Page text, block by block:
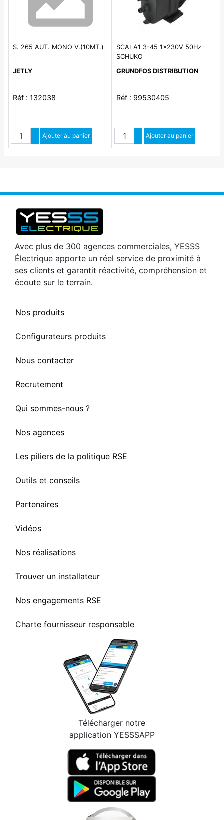
S. 265 AUT. MONO V.(10MT.)
JETLY
Réf : 132038
QuantitéAugmenter quantité
Diminuer quantité
Ajouter au panier
SCALA1 3-45 1x230V 50Hz
SCHUKO
GRUNDFOS DISTRIBUTION
Réf : 99530405
QuantitéAugmenter quantité
Diminuer quantité
Ajouter au panier
Avec plus de 300 agences commerciales, YESSS
Électrique apporte un réel service de proximité à
ses clients et garantit réactivité, compréhension et
écoute sur le terrain.
Nos produits
Configurateurs produits
Nous contacter
Recrutement
Qui sommes-nous ?
Nos agences
Les piliers de la politique RSE
Outils et conseils
Partenaires
Vidéos
Nos réalisations
Trouver un installateur
Nos engagements RSE
Charte fournisseur responsable
Télécharger notre
application YESSSAPP